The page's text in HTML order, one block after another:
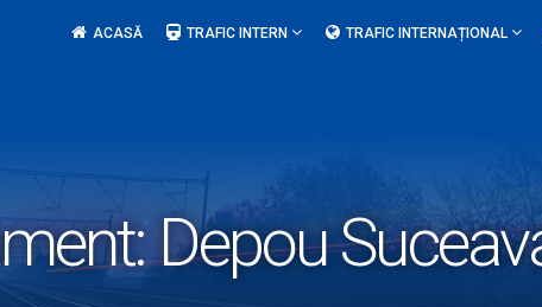
ACASĂ TRAFIC INTERN TRAFIC INTERNAȚIONAL
Depou